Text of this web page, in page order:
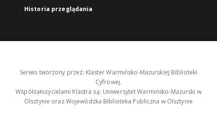
Historia przeglądania
Serwis tworzony przez: Klaster Warmińsko-Mazurskiej Biblioteki
Cyfrowej.
Współzałożycielami Klastra są: Uniwersytet Warmińsko-Mazurski w
Olsztynie oraz Wojewódzka Biblioteka Publiczna w Olsztynie